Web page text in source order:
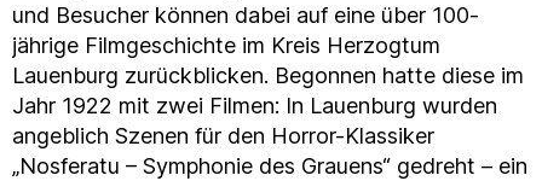
und Besucher können dabei auf eine über 100-
jährige Filmgeschichte im Kreis Herzogtum
Lauenburg zurückblicken. Begonnen hatte diese im
Jahr 1922 mit zwei Filmen: In Lauenburg wurden
angeblich Szenen für den Horror-Klassiker
„Nosferatu – Symphonie des Grauens“ gedreht – ein